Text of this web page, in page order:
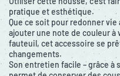
pratique et esthétique.
Que ce soit pour redonner vie
ajouter une note de couleur
fauteuil, cet accessoire se
changements.
Son entretien facile – grâce à